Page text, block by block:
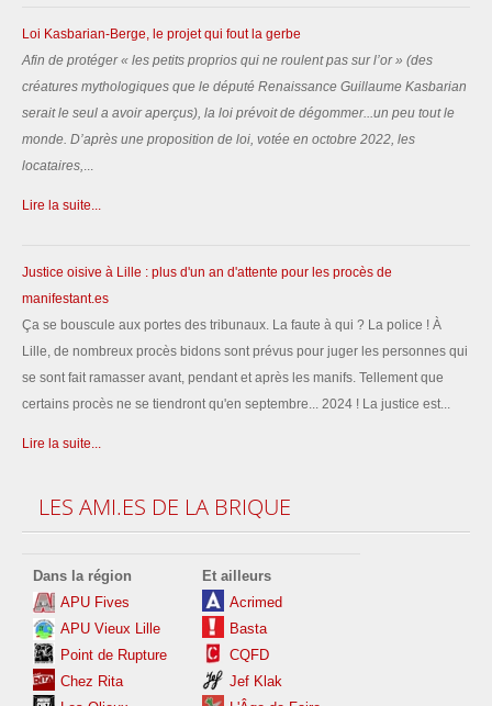
Loi Kasbarian-Berge, le projet qui fout la gerbe
Afin de protéger « les petits proprios qui ne roulent pas sur l’or» (des
créatures mythologiques que le député Renaissance Guillaume Kasbarian
serait le seul a avoir aperçus), la loi prévoit de dégommer...un peu tout le
monde. D’après une proposition de loi, votée en octobre 2022, les
locataires,...
Lire la suite...
Justice oisive à Lille : plus d'un an d'attente pour les procès de
manifestant.es
Ça se bouscule aux portes des tribunaux. La faute à qui ? La police ! À
Lille, de nombreux procès bidons sont prévus pour juger les personnes qui
se sont fait ramasser avant, pendant et après les manifs. Tellement que
certains procès ne se tiendront qu'en septembre... 2024 ! La justice est...
Lire la suite...
LES AMI.ES DE LA BRIQUE
Dans la région
APU Fives
APU Vieux Lille
Point de Rupture
Chez Rita
Et ailleurs
Acrimed
Basta
CQFD
Jef Klak